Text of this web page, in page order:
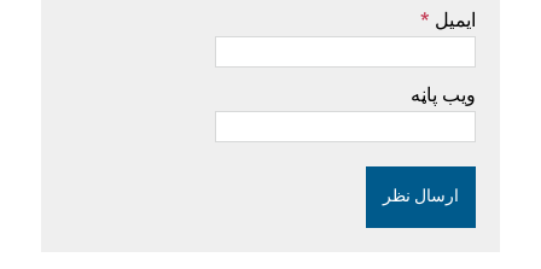
ایمیل *
ویب پاڼه